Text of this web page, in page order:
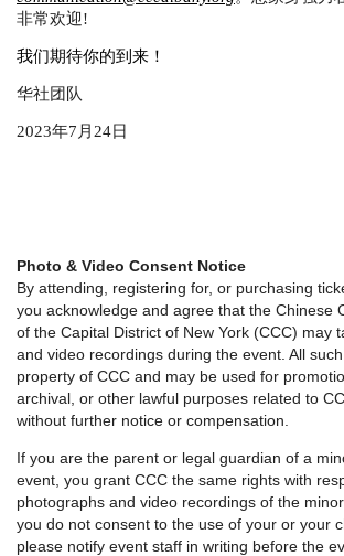
非常欢迎!
我们期待你的到来！
华社团队
2023年7 月 24日
Photo & Video Consent Notice
By attending, registering for, or purchasing
you acknowledge and agree that the Chinese
of the Capital District of New York (CCC) may
and video recordings during the event. All
property of CCC and may be used for
archival, or other lawful purposes related to
without further notice or compensation.
If you are the parent or legal guardian of a
event, you grant CCC the same rights with
photographs and video recordings of the
you do not consent to the use of your or your
please notify event staff in writing before the